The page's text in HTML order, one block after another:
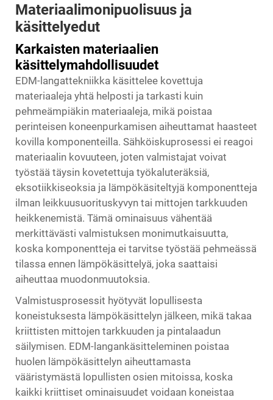
Materiaalimonipuolisuus ja
käsittelyedut
Karkaisten materiaalien
käsittelymahdollisuudet
EDM-langattekniikka käsittelee kovettuja
materiaaleja yhtä helposti ja tarkasti kuin
pehmeämpiäkin materiaaleja, mikä poistaa
perinteisen koneenpurkamisen aiheuttamat haasteet
kovilla komponenteilla. Sähköiskuprosessi ei reagoi
materiaalin kovuuteen, joten valmistajat voivat
työstää täysin kovetettuja työkaluteräksiä,
eksotiikkiseoksia ja lämpökäsiteltyjä komponentteja
ilman leikkuusuorituskyvyn tai mittojen tarkkuuden
heikkenemistä. Tämä ominaisuus vähentää
merkittävästi valmistuksen monimutkaisuutta,
koska komponentteja ei tarvitse työstää pehmeässä
tilassa ennen lämpökäsittelyä, joka saattaisi
aiheuttaa muodonmuutoksia.
Valmistusprosessit hyötyvät lopullisesta
koneistuksesta lämpökäsittelyn jälkeen, mikä takaa
kriittisten mittojen tarkkuuden ja pintalaadun
säilymisen. EDM-langankäsitteleminen poistaa
huolen lämpökäsittelyn aiheuttamasta
vääristymästä lopullisten osien mitoissa, koska
kaikki kriittiset ominaisuudet voidaan koneistaa